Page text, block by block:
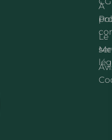
À
Le